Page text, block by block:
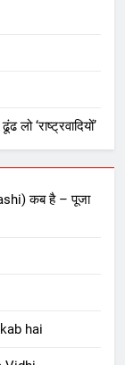
लो ‘राष्ट्रवादियों’
कब है – पूजा
hai